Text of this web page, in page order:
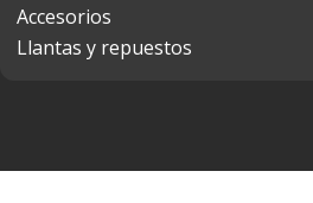
Accesorios
Llantas y repuestos
Medios de